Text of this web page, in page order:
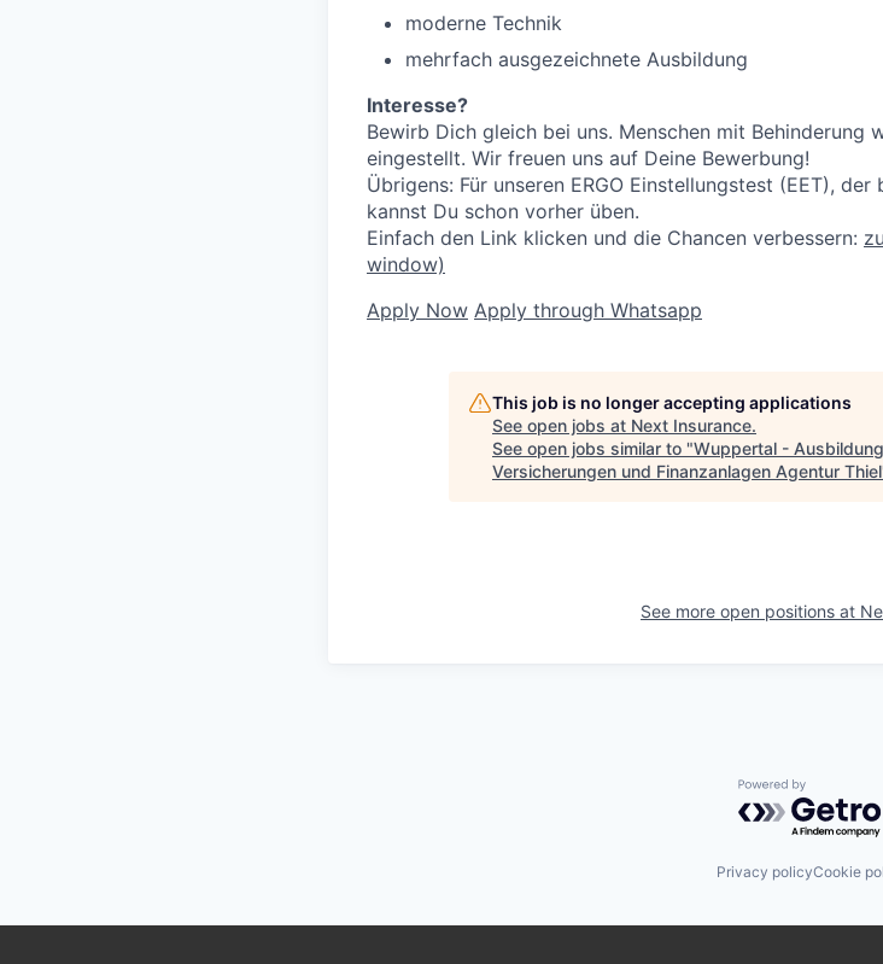
moderne Technik
mehrfach ausgezeichnete Ausbildung
Interesse?
Bewirb Dich gleich bei uns. Menschen mit Behinderung
eingestellt. Wir freuen uns auf Deine Bewerbung!
Übrigens: Für unseren ERGO Einstellungstest (EET),
kannst Du schon vorher üben.
Einfach den Link klicken und die Chancen verbessern:
window)
Apply Now Apply through Whatsapp
This job is no longer accepting applications
See open jobs at Next Insurance.
See open jobs similar to "Wuppertal -
Versicherungen und Finanzanlagen Agentur Thiel
See more open positions at
Powered by
Privacy policyCookie